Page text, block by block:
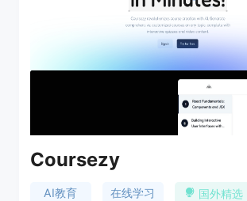
Coursezy
AI教育 在线学习 国外精选